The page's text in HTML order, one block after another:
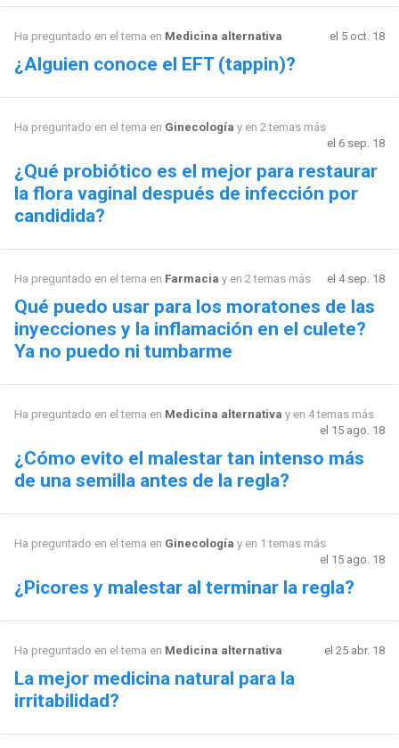
Ha preguntado en el tema en Medicina alternativa el 5 oct. 18
¿Alguien conoce el EFT (tappin)?
Ha preguntado en el tema en Ginecología y en 2 temas más
el 6 sep. 18
¿Qué probiótico es el mejor para restaurar
la flora vaginal después de infección por
candidida?
Ha preguntado en el tema en Farmacia y en 2 temas más el 4 sep. 18
Qué puedo usar para los moratones de las
inyecciones y la inflamación en el culete?
Ya no puedo ni tumbarme
Ha preguntado en el tema en Medicina alternativa y en 4 temas más
el 15 ago. 18
¿Cómo evito el malestar tan intenso más
de una semilla antes de la regla?
Ha preguntado en el tema en Ginecología y en 1 temas más
el 15 ago. 18
¿Picores y malestar al terminar la regla?
Ha preguntado en el tema en Medicina alternativa el 25 abr. 18
La mejor medicina natural para la
irritabilidad?